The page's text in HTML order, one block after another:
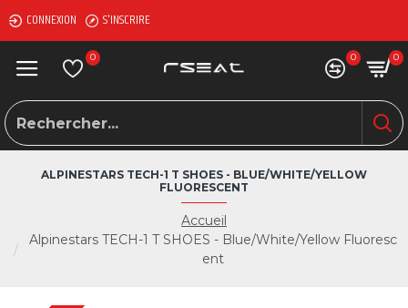
CONNEXION S'INSCRIRE
0 0 0
Accueil
Alpinestars TECH-1 T SHOES - Blue/White/Yellow Fluoresc
ent
ALPINESTARS TECH-1 T SHOES - BLUE/WHITE/YELLOW
FLUORESCENT